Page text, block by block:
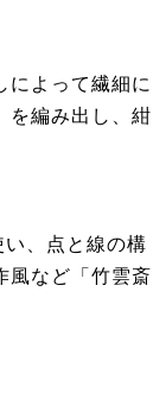
によって繊細に
を編み出し、紺
い、点と線の構
風など「竹雲斎